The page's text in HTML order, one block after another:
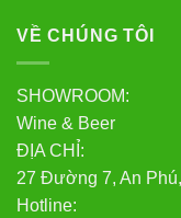
VỀ CHÚNG TÔI
SHOWROOM:
Wine & Beer
ĐỊA CHỈ:
27 Đường 7, An
Hotline: